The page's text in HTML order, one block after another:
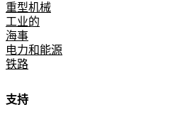
重型机械
工业的
海事
电力和能源
铁路
支持